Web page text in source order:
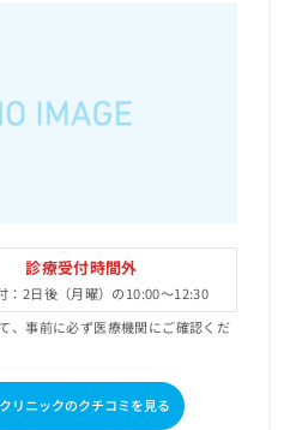
診療受付時間外
：2日後（月曜）の10:00～12:30
、事前に必ず医療機関にご確認くだ
リニックのクチコミを見る